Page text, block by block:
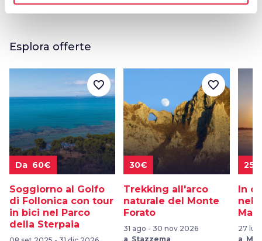
Esplora offerte
Da 60€
Soggiorno al Golfo
di Follonica con tour
in bici nel Parco
della Sterpaia
favorite_border
30€
Trekking all'arco
naturale del Monte
Forato
31 ago - 30 nov 2026
a Stazzema
favorite_border
25€
In
nel
27
a